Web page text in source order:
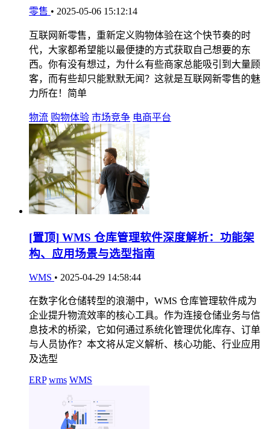
零售 • 2025-05-06 15:12:14
互联网新零售，重新定义购物体验在这个快节奏的时
代，大家都希望能以最便捷的方式获取自己想要的东
西。你有没有想过，为什么有些商家总能吸引到大量顾
客，而有些却只能默默无闻？这就是互联网新零售的魅
力所在！简单
物流 购物体验 市场竞争 电商平台
[置顶] WMS 仓库管理软件深度解析：功能架
构、应用场景与选型指南
WMS • 2025-04-29 14:58:44
在数字化仓储转型的浪潮中，WMS 仓库管理软件成为
企业提升物流效率的核心工具。作为连接仓储业务与信
息技术的桥梁，它如何通过系统化管理优化库存、订单
与人员协作？本文将从定义解析、核心功能、行业应用
及选型
ERP wms WMS